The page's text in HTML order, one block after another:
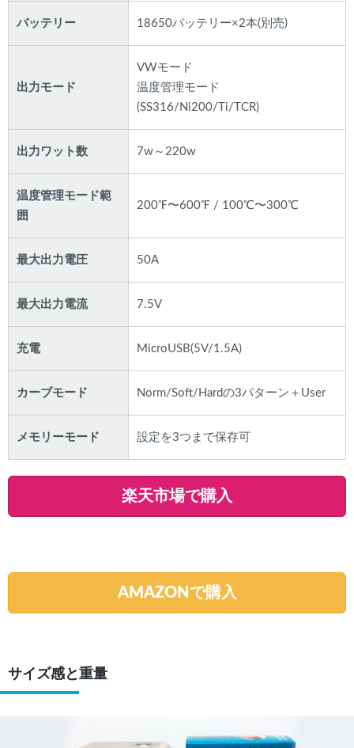
バッテリー 18650バッテリー×2本(別売)
出力モード
VWモード
温度管理モード
(SS316/Ni200/Ti/TCR)
出力ワット数 7w～220w
温度管理モード範
囲
200℉〜600℉ / 100℃〜300℃
最大出力電圧 50A
最大出力電流 7.5V
充電 MicroUSB(5V/1.5A)
カーブモード Norm/Soft/Hardの3パターン＋User
メモリーモード 設定を3つまで保存可
楽天市場で購入
AMAZONで購入
サイズ感と重量